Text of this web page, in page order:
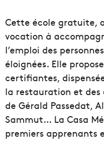
Cette école gratuite,
vocation à
l’emploi des
éloignées. Elle
certifiantes,
la restauration et des
de Gérald Passedat,
Sammut… La Casa
premiers apprenants